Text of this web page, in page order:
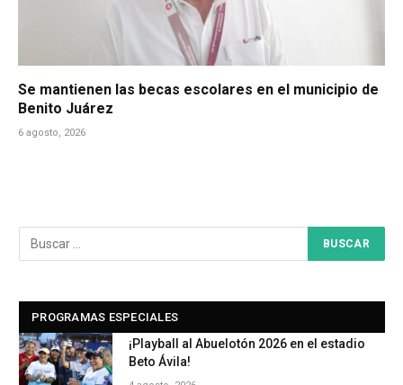
Se mantienen las becas escolares en el municipio de
Benito Juárez
6 agosto, 2026
PROGRAMAS ESPECIALES
¡Playball al Abuelotón 2026 en el estadio
Beto Ávila!